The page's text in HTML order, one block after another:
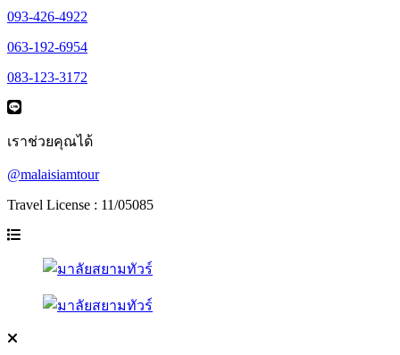
093-426-4922
063-192-6954
083-123-3172
เราช่วยคุณได้
@malaisiamtour
Travel License : 11/05085